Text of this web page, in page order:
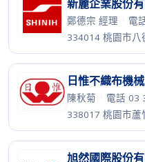
新麗企業股份
鄭德宗 經理 · 電
334014 桃園市八
日惟不織布機
陳秋菊 · 電話 03
338017 桃園市蘆
旭然國際股份